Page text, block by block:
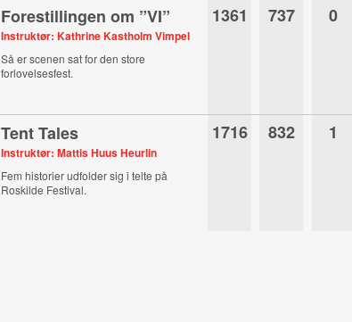
Forestillingen om ”VI”
Instruktør: Kathrine Kastholm Vimpel
Så er scenen sat for den store
forlovelsesfest.
1361 737 0
Tent Tales
Instruktør: Mattis Huus Heurlin
Fem historier udfolder sig i telte på
Roskilde Festival.
1716 832 1